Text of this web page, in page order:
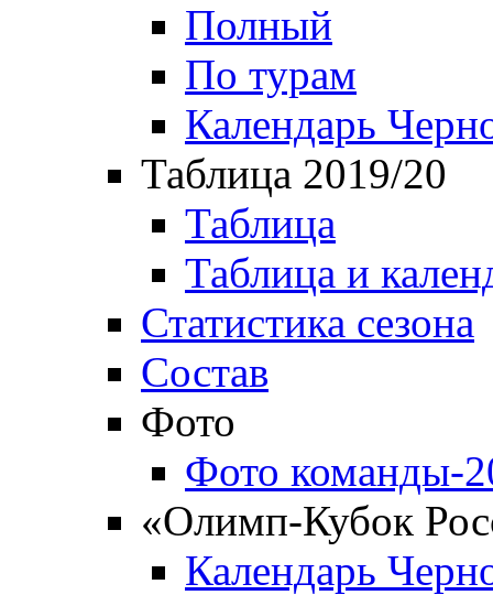
Полный
По турам
Календарь
Таблица 2019/20
Таблица
Таблица и
Статистика сезона
Состав
Фото
Фото команды-
«Олимп-Кубок
Календарь